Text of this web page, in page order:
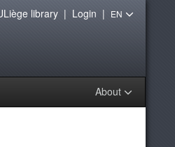
About
library| Login | EN